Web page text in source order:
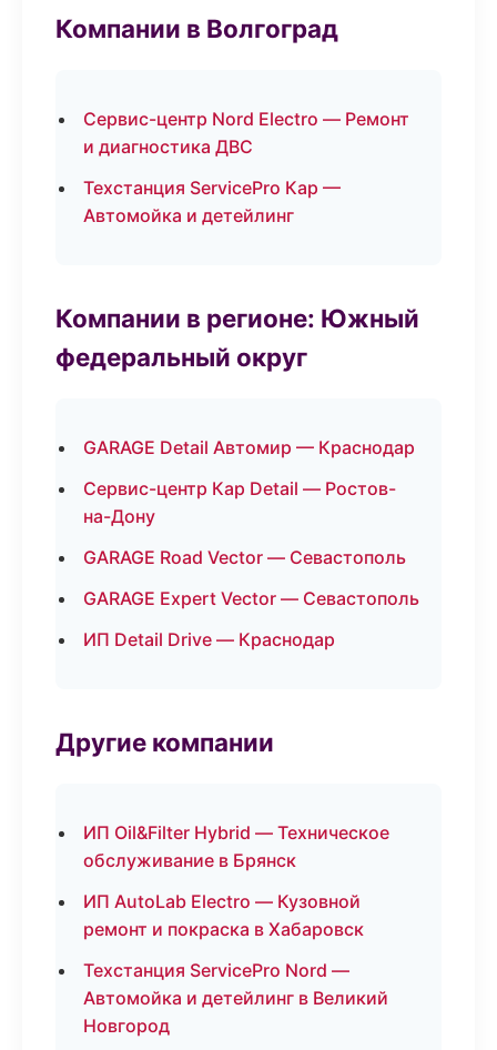
Компании в Волгоград
Сервис-центр Nord Electro — Ремонт
и диагностика ДВС
Техстанция ServicePro Кар —
Автомойка и детейлинг
Компании в регионе: Южный
федеральный округ
GARAGE Detail Автомир — Краснодар
Сервис-центр Кар Detail — Ростов-
на-Дону
GARAGE Road Vector — Севастополь
GARAGE Expert Vector — Севастополь
ИП Detail Drive — Краснодар
Другие компании
ИП Oil&Filter Hybrid — Техническое
обслуживание в Брянск
ИП AutoLab Electro — Кузовной
ремонт и покраска в Хабаровск
Техстанция ServicePro Nord —
Автомойка и детейлинг в Великий
Новгород